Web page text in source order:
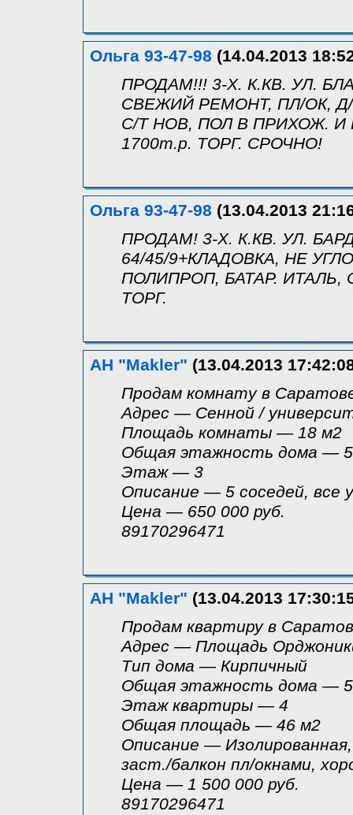
Ольга 93-47-98 (14.04.2013
ПРОДАМ!!! 3-Х. К.КВ. УЛ.
СВЕЖИЙ РЕМОНТ, ПЛ/ОК,
С/Т НОВ, ПОЛ В ПРИХОЖ. И
1700т.р. ТОРГ. СРОЧНО!
Ольга 93-47-98 (13.04.2013
ПРОДАМ! 3-Х. К.КВ. УЛ.
64/45/9+КЛАДОВКА, НЕ
ПОЛИПРОП, БАТАР. ИТАЛЬ,
ТОРГ.
АН "Makler" (13.04.2013
Продам комнату в
Адрес — Сенной /
Площадь комнаты — 18 м2
Общая этажность дома — 5
Этаж — 3
Описание — 5 соседей, все
Цена — 650 000 руб.
89170296471
АН "Makler" (13.04.2013
Продам квартиру в
Адрес — Площадь
Tип дома — Кирпичный
Общая этажность дома — 5
Этаж квартиры — 4
Общая площадь — 46 м2
Описание —
заст./балкон пл/окнами,
Цена — 1 500 000 руб.
89170296471